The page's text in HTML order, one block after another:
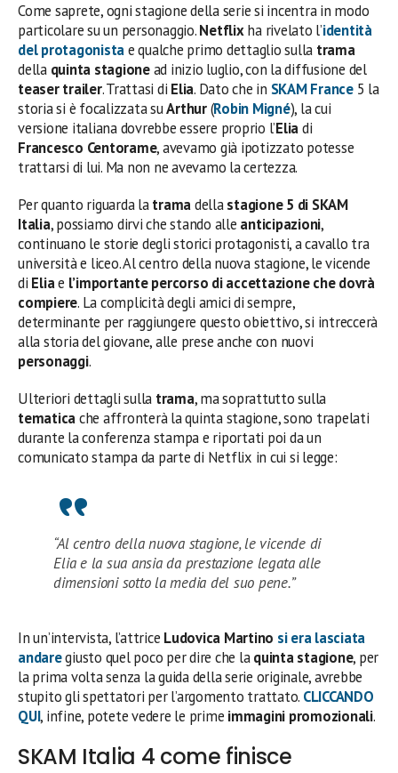
Come saprete, ogni stagione della serie si incentra in modo
particolare su un personaggio.Netflixha rivelato l’identità
delprotagonistae qualche primo dettaglio sulla trama
della quinta stagionead inizio luglio, con la diffusione del
teaser trailer. Trattasi di Elia. Dato che in SKAM France5 la
storia si è focalizzata suArthur(Robin Migné), la cui
versione italiana dovrebbe essere proprio l’Eliadi
Francesco Centorame, avevamo già ipotizzato potesse
trattarsi di lui. Ma non ne avevamo la certezza.
Per quanto riguarda latramadellastagione 5 di SKAM
Italia, possiamo dirvi che stando alle anticipazioni,
continuano le storie degli storici protagonisti, a cavallo tra
università e liceo. Al centro della nuova stagione, le vicende
di Eliae l’importante percorso di accettazione che dovrà
compiere. La complicità degli amici di sempre,
determinante per raggiungere questo obiettivo, si intreccerà
alla storia del giovane, alle prese anche con nuovi
personaggi.
Ulteriori dettagli sulla trama, ma soprattutto sulla
tematicache affronterà la quinta stagione, sono trapelati
durante la conferenza stampa e riportati poi da un
comunicato stampa da parte di Netflix in cui si legge:
“Al centro della nuova stagione, le vicende di
Elia e la sua ansia da prestazione legata alle
dimensioni sotto la media del suo pene.”
In un’intervista, l’attrice Ludovica Martino si era lasciata
andaregiusto quel poco per dire che laquintastagione, per
la prima volta senza la guida della serie originale, avrebbe
stupito gli spettatori per l’argomento trattato. CLICCANDO
QUI, infine, potete vedere le prime immagini promozionali.
SKAM Italia 4 come finisce